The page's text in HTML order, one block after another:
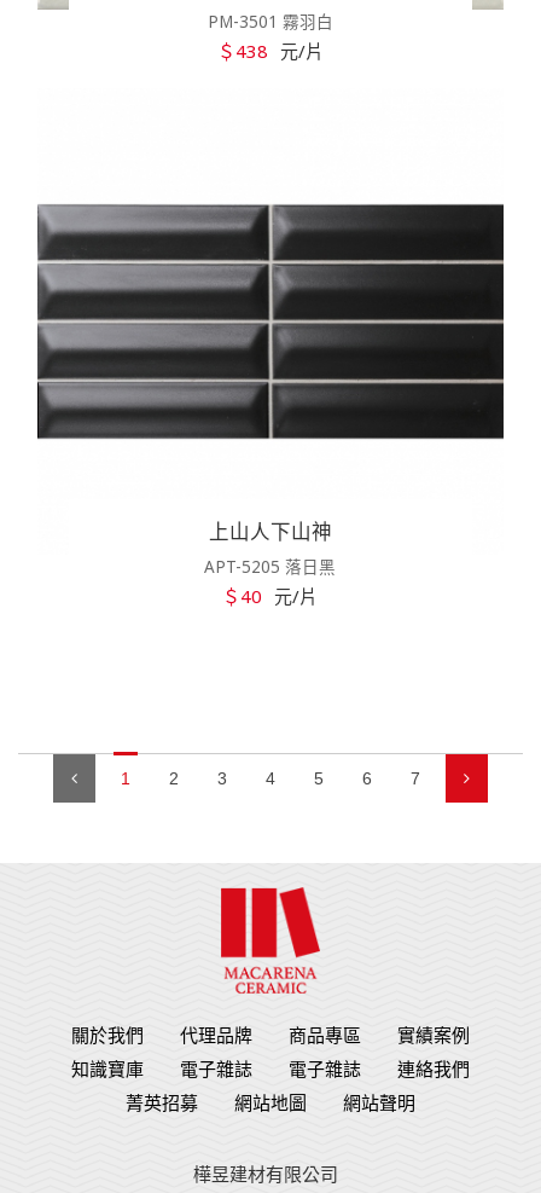
PM-3501 霧羽白
＄438 元/片
上山人下山神
APT-5205 落日黑
＄40 元/片
1 2 3 4 5 6 7
關於我們 代理品牌 商品專區
實績案例
知識寶庫
電子雜誌 電子雜誌
連絡我們
菁英招募
網站地圖 網站聲明
樺昱建材有限公司